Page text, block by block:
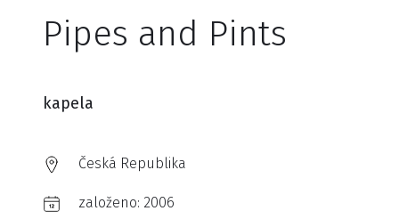
Pipes and Pints
kapela
Česká Republika
založeno: 2006